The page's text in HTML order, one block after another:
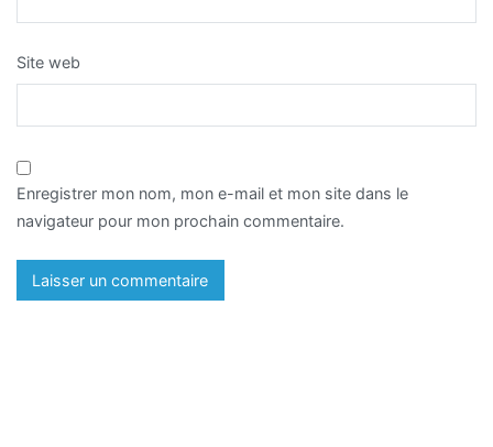
Site web
Enregistrer mon nom, mon e-mail et mon site dans le
navigateur pour mon prochain commentaire.